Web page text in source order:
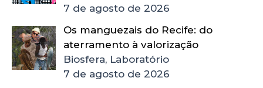
7 de agosto de 2026
Os manguezais do Recife: do
aterramento à valorização
Biosfera, Laboratório
7 de agosto de 2026